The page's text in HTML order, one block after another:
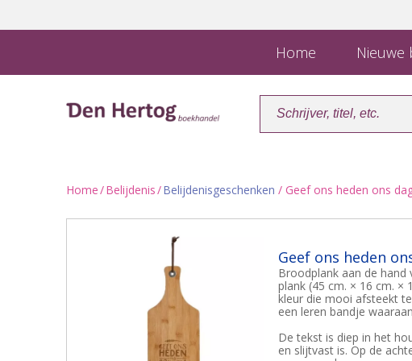
Home Nieuwe
Home/Belijdenis/Belijdenisgeschenken / Geef ons heden ons
Geef ons heden
Broodplank aan de
plank (45 cm. × 16 cm. ×
kleur die mooi afsteekt
een leren bandje
De tekst is diep in het
en slijtvast is. Op de